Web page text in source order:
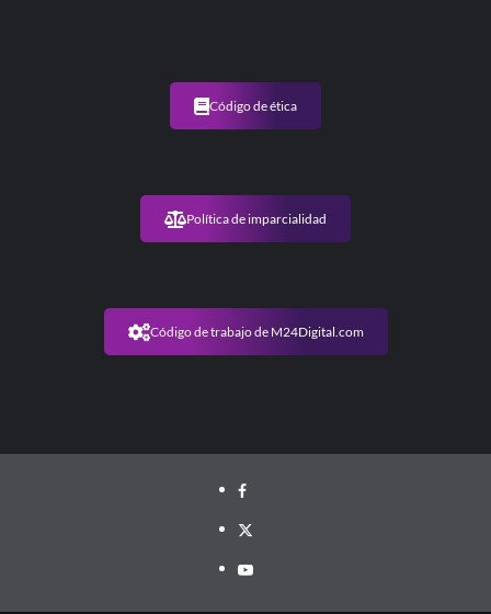
Código de ética
Política de imparcialidad
Código de trabajo de M24Digital.com